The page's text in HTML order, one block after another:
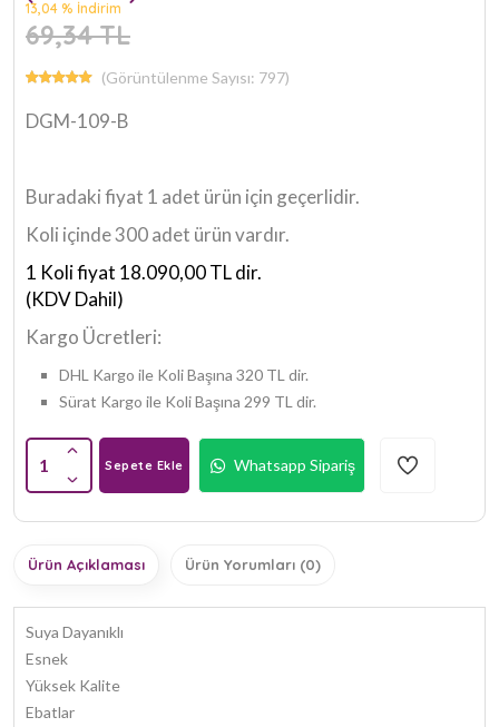
13,04 % İndirim
69,34 TL
(Görüntülenme Sayısı: 797)
DGM-109-B
Buradaki fiyat 1 adet ürün için geçerlidir.
Koli içinde 300 adet ürün vardır.
1 Koli fiyat 18.090,00 TL dir.
(KDV Dahil)
Kargo Ücretleri:
DHL Kargo ile Koli Başına 320 TL dir.
Sürat Kargo ile Koli Başına 299 TL dir.
1 Sepete Ekle Whatsapp Sipariş
Ürün Açıklaması Ürün Yorumları (0)
Suya Dayanıklı
Esnek
Yüksek Kalite
Ebatlar